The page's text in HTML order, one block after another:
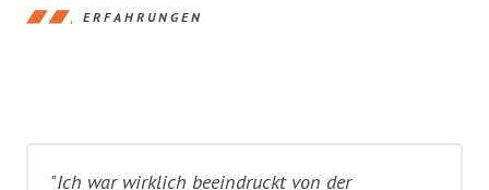
ERFAHRUNGEN
"Ich war wirklich beeindruckt von der